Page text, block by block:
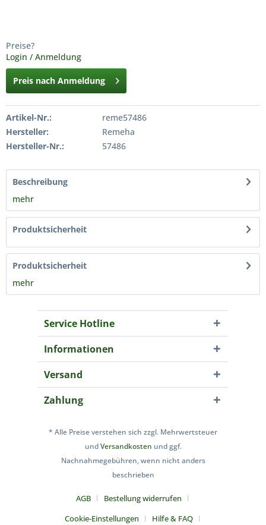
Preise?
Login / Anmeldung
Preis nach Anmeldung
Artikel-Nr.:
reme57486
Hersteller:
Remeha
Hersteller-Nr.:
57486
Beschreibung
mehr
Produktsicherheit
Produktsicherheit
mehr
Service Hotline
Informationen
Versand
Zahlung
* Alle Preise verstehen sich zzgl. Mehrwertsteuer
undVersandkosten und ggf.
Nachnahmegebühren, wenn nicht anders
beschrieben
AGB
Bestellung widerrufen
Cookie-Einstellungen
Hilfe & FAQ